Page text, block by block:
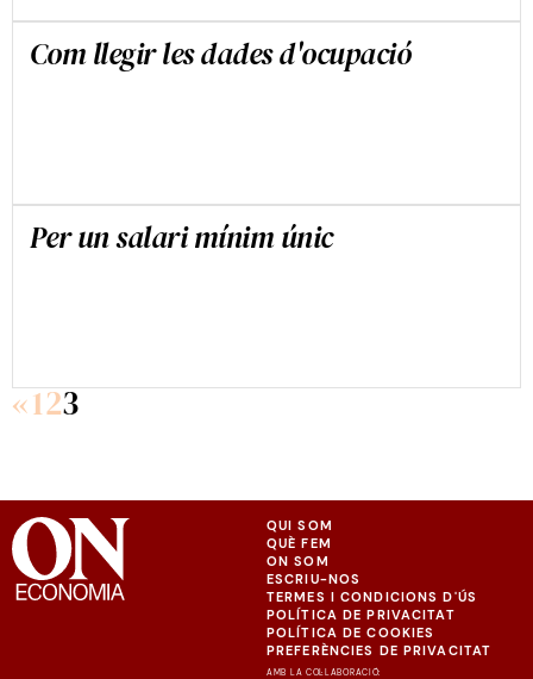
Com llegir les dades d'ocupació
Per un salari mínim únic
«123
QUI SOM
QUÈ FEM
ON SOM
ESCRIU-NOS
TERMES I CONDICIONS D'ÚS
POLÍTICA DE PRIVACITAT
POLÍTICA DE COOKIES
PREFERÈNCIES DE PRIVACITAT
AMB LA COL·LABORACIÓ: